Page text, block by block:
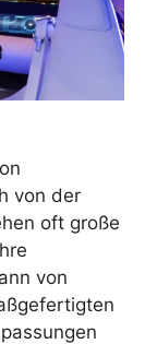
von der
oft große
von